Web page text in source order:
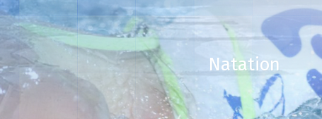
Natation